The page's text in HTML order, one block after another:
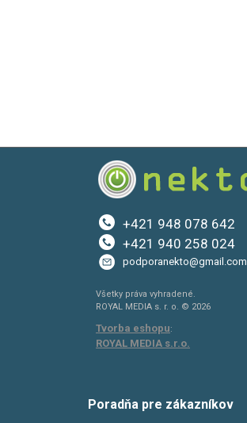
+421 948 078 642
+421 940 258 024
podporanekto@gmail.com
Všetky práva vyhradené.
ROYAL MEDIA s. r. o. © 2026
Tvorba eshopu:
ROYAL MEDIA s.r.o.
Poradňa pre zákazníkov